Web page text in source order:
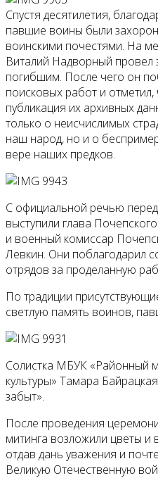
Спустя десятилетия,
павшие воины были
воинскими почестями. На
Виталий Надворный провел
погибшим. После чего он
поисковых работ и
публикация их архивных
только о неисчислимых
наш народ, но и о
вере наших предков.
С официальной речью
выступили глава
и военный комиссар
Левкин. Они поблагодарил
отрядов за проделанную
По традиции
светлую память воинов,
Солистка МБУК «Районный
культуры» Тамара
забыт».
После проведения
митинга возложили цветы и
отдав дань уважения и
Великую Отечественную